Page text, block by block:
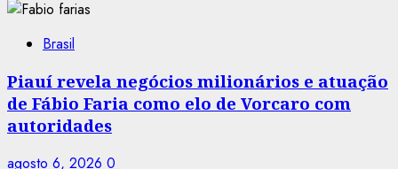
Brasil
Piauí revela negócios milionários e atuação
de Fábio Faria como elo de Vorcaro com
autoridades
agosto 6, 2026 0